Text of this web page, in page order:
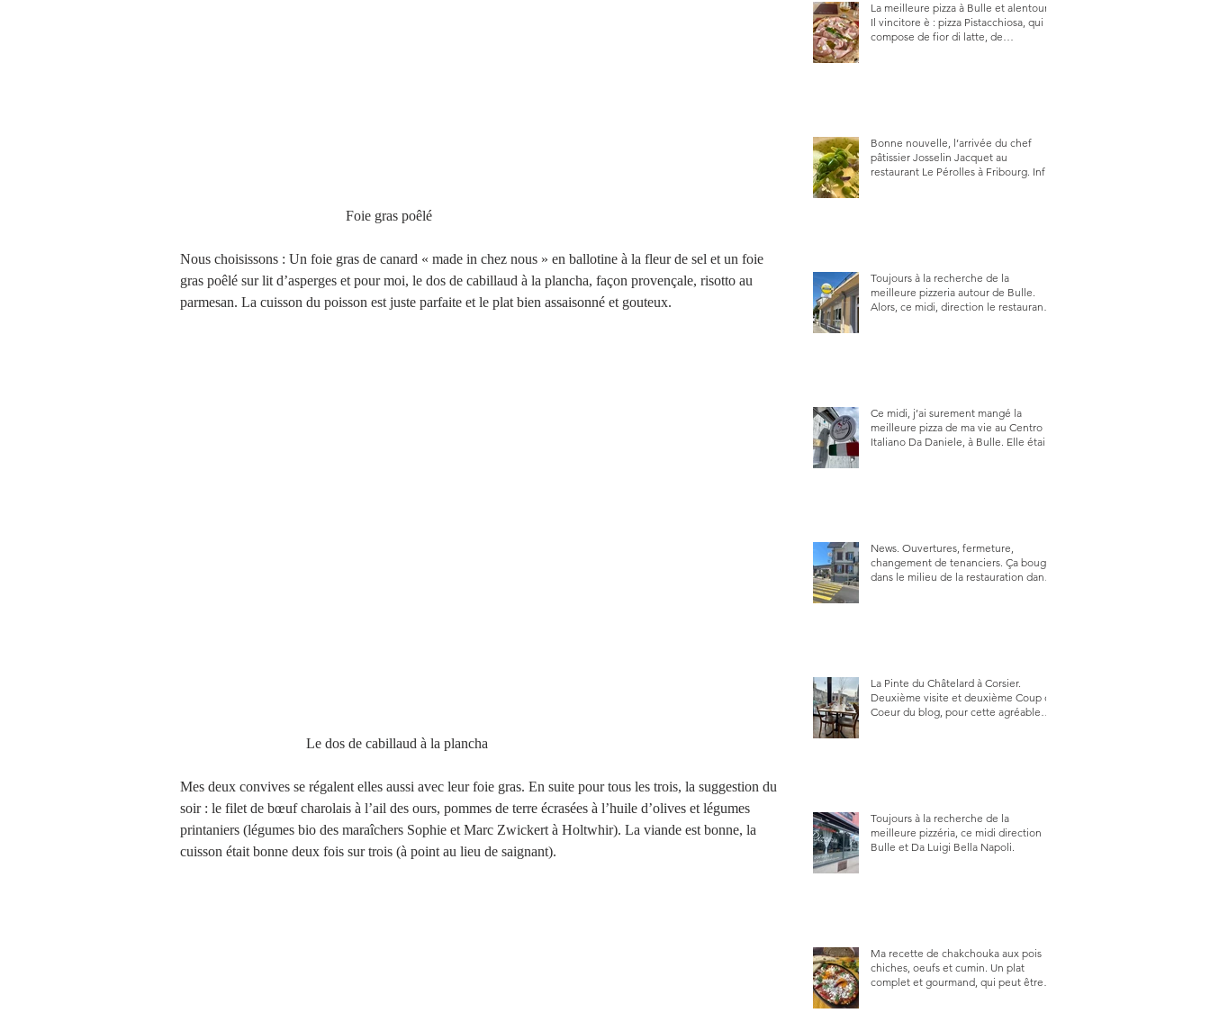
                                              Foie gras poêlé
Nous choisissons : Un foie gras de canard « made in chez nous » en ballotine à la fleur de sel et un foie
gras poêlé sur lit d’asperges et pour moi, le dos de cabillaud à la plancha, façon provençale, risotto au
parmesan. La cuisson du poisson est juste parfaite et le plat bien assaisonné et gouteux.
                                   Le dos de cabillaud à la plancha
Mes deux convives se régalent elles aussi avec leur foie gras. En suite pour tous les trois, la suggestion du
soir : le filet de bœuf charolais à l’ail des ours, pommes de terre écrasées à l’huile d’olives et légumes
printaniers (légumes bio des maraîchers Sophie et Marc Zwickert à Holtwhir). La viande est bonne, la
cuisson était bonne deux fois sur trois (à point au lieu de saignant).
La meilleure pizza à Bulle et alentour.
Il vincitore è : pizza Pistacchiosa, qui se
compose de fior di latte, de
Bonne nouvelle, l’arrivée du chef
pâtissier Josselin Jacquet au
restaurant Le Pérolles à Fribourg. Info
Toujours à la recherche de la
meilleure pizzeria autour de Bulle.
Alors, ce midi, direction le restaurant
Ce midi, j’ai surement mangé la
meilleure pizza de ma vie au Centro
Italiano Da Daniele, à Bulle. Elle était
News. Ouvertures, fermeture,
changement de tenanciers. Ça bouge
dans le milieu de la restauration dans
La Pinte du Châtelard à Corsier.
Deuxième visite et deuxième Coup de
Coeur du blog, pour cette agréable
Toujours à la recherche de la
meilleure pizzéria, ce midi direction
Bulle et Da Luigi Bella Napoli.
Ma recette de chakchouka aux pois
chiches, oeufs et cumin. Un plat
complet et gourmand, qui peut être